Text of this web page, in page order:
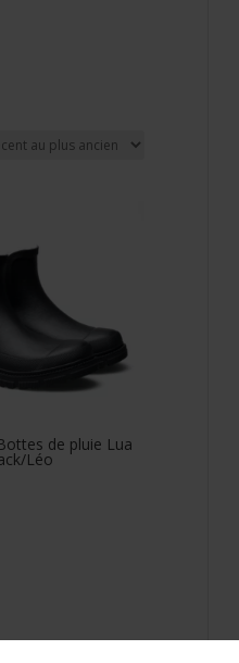
de pluie Lua
Léo